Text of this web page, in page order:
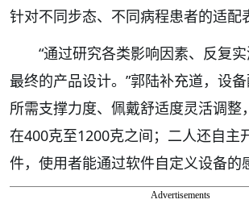
针对不同步态、不同病程患者的适配
“通过研究各类影响因素、反复
最终的产品设计。”郭陆补充道，设
所需支撑力度、佩戴舒适度灵活调整
在400克至1200克之间；二人还自主
件，使用者能通过软件自定义设备的
Advertisements